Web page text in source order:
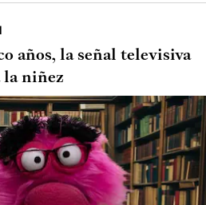
años, la señal televisiva
la niñez